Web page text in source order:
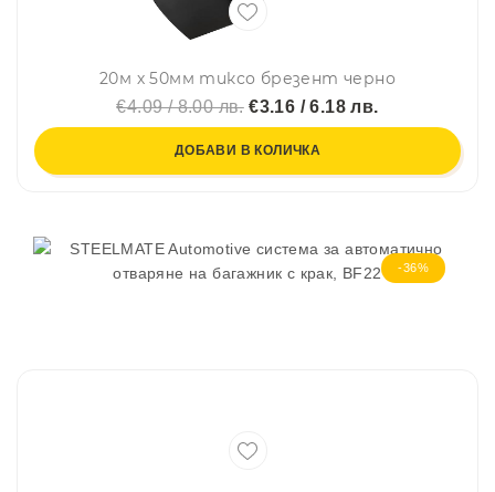
20м х 50мм тиксо брезент черно
€4.09 / 8.00 лв.€3.16 / 6.18 лв.
ДОБАВИ В КОЛИЧКА
-36%